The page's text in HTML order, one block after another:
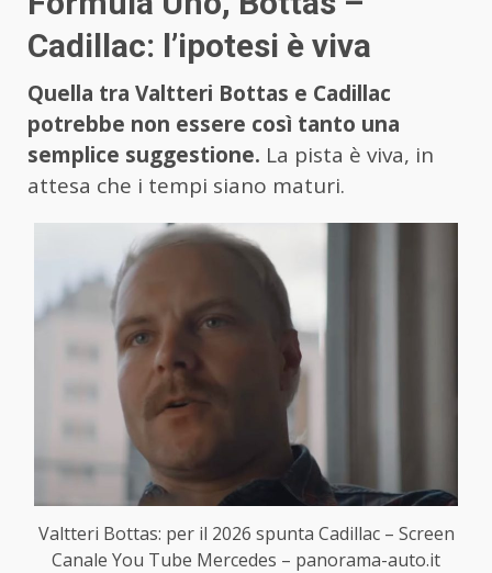
Cadillac: l’ipotesi è viva
Quella tra Valtteri Bottas e Cadillac
potrebbe non essere così tanto una
semplice suggestione. La pista è viva, in
attesa che i tempi siano maturi.
Valtteri Bottas: per il 2026 spunta Cadillac – Screen
Canale You Tube Mercedes – panorama-auto.it